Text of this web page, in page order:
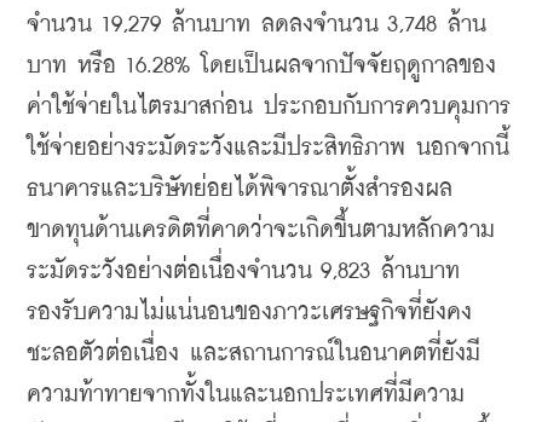
จำนวน 19,279 ล้านบาท ลดลงจำนวน 3,748 ล้าน
บาท หรือ 16.28% โดยเป็นผลจากปัจจัยฤดูกาลของ
ค่าใช้จ่ายในไตรมาสก่อน ประกอบกับการควบคุมการ
ใช้จ่ายอย่างระมัดระวังและมีประสิทธิภาพ นอกจากนี้
ธนาคารและบริษัทย่อยได้พิจารณาตั้งสำรองผล
ขาดทุนด้านเครดิตที่คาดว่าจะเกิดขึ้นตามหลักความ
ระมัดระวังอย่างต่อเนื่องจำนวน 9,823 ล้านบาท
รองรับความไม่แน่นอนของภาวะเศรษฐกิจที่ยังคง
ชะลอตัวต่อเนื่อง และสถานการณ์ในอนาคตที่ยังมี
ความท้าทายจากทั้งในและนอกประเทศที่มีความ